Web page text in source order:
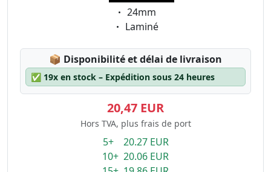
Eigenschaft:
24mm
Eigenschaft:
Laminé
📦 Lagerstatus:
Disponibilité et délai de livraison
✅ 19x en stock – Expédition sous 24 heures
20,47 EUR
Hors TVA, plus frais de port
5+ 20.27 EUR
10+ 20.06 EUR